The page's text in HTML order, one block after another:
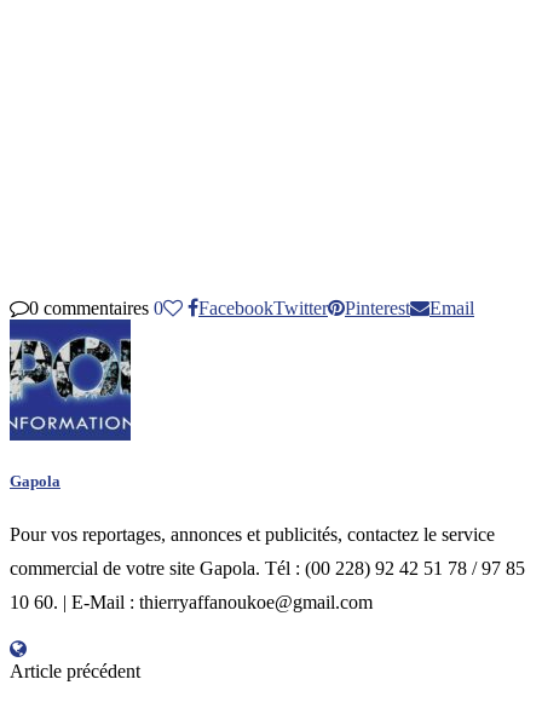
0 commentaires 0 FacebookTwitter Pinterest Email
Gapola
Pour vos reportages, annonces et publicités, contactez le service
commercial de votre site Gapola. Tél : (00 228) 92 42 51 78 / 97 85
10 60. | E-Mail : thierryaffanoukoe@gmail.com
Article précédent